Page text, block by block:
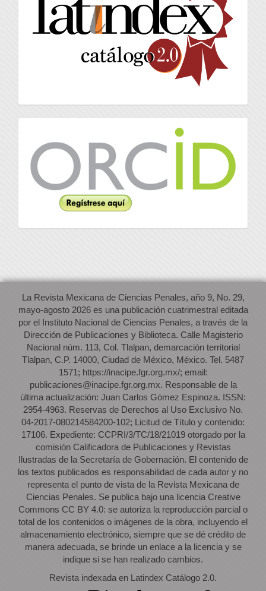
La Revista Mexicana de Ciencias Penales, año 9, No. 29,
mayo-agosto 2026 es una publicación cuatrimestral editada
por el Instituto Nacional de Ciencias Penales, a través de la
Dirección de Publicaciones y Biblioteca. Calle Magisterio
Nacional núm. 113, Col. Tlalpan, demarcación territorial
Tlalpan, C.P. 14000, Ciudad de México, México. Tel. 5487
1571; https://inacipe.fgr.org.mx/; email:
publicaciones@inacipe.fgr.org.mx. Responsable de la
última actualización: Juan Carlos Gómez Espinoza. ISSN:
2954-4963. Reservas de Derechos al Uso Exclusivo No.
04-2017-080214584200-102; Licitud de Título y contenido:
17106. Expediente: CCPRI/3/TC/18/21019 otorgado por la
comisión Calificadora de Publicaciones y Revistas
Ilustradas de la Secretaría de Gobernación. El contenido de
los textos publicados es responsabilidad de cada autor y no
representa el punto de vista de la Revista Mexicana de
Ciencias Penales. Se publica bajo una licencia Creative
Commons CC BY 4.0: se autoriza la reproducción parcial o
total de los contenidos o imágenes de la obra, incluyendo el
almacenamiento electrónico, siempre que se dé crédito de
manera adecuada, se brinde un enlace a la licencia y se
indique si se han realizado cambios.
Revista indexada en Latindex Catálogo 2.0.